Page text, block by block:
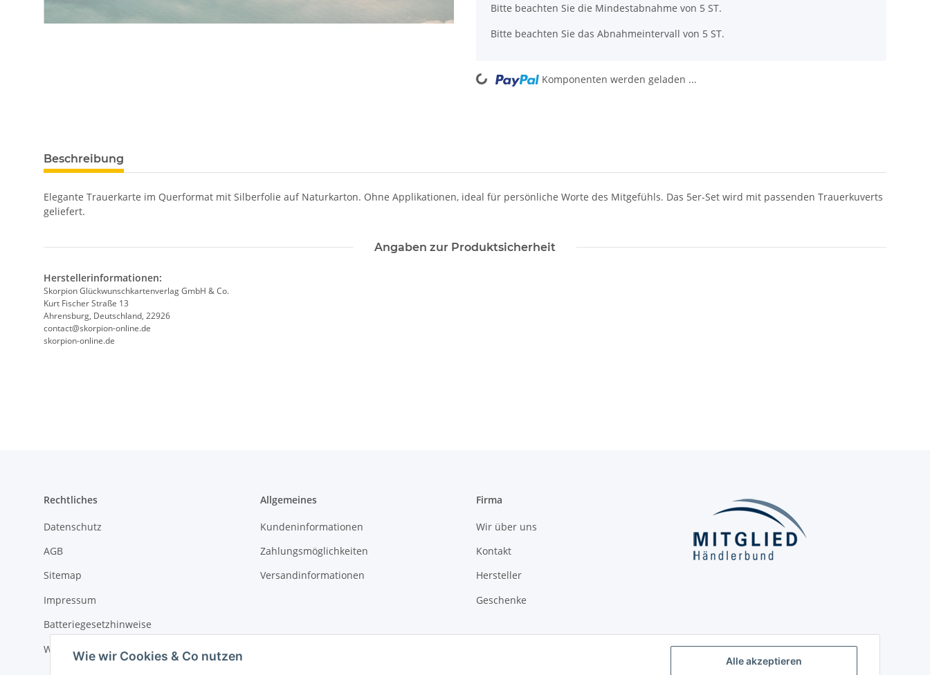
Alle akzeptieren
Wie wir Cookies & Co nutzen
x
Bitte beachten Sie die Mindestabnahme von 5 ST.
Bitte beachten Sie das Abnahmeintervall von 5 ST.
Loading... Komponenten werden geladen ...
Beschreibung
Elegante Trauerkarte im Querformat mit Silberfolie auf Naturkarton. Ohne Applikationen, ideal für persönliche Worte des Mitgefühls. Das 5er-Set wird mit passenden Trauerkuverts
geliefert.
Angaben zur Produktsicherheit
Herstellerinformationen:
Skorpion Glückwunschkartenverlag GmbH & Co.
Kurt Fischer Straße 13
Ahrensburg, Deutschland, 22926
contact@skorpion-online.de
skorpion-online.de
Rechtliches
Datenschutz
AGB
Sitemap
Impressum
Batteriegesetzhinweise
Widerrufsrecht
Allgemeines
Kundeninformationen
Zahlungsmöglichkeiten
Versandinformationen
Firma
Wir über uns
Kontakt
Hersteller
Geschenke